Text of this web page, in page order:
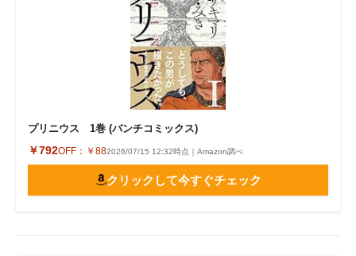
プリニウス 1巻 (バンチコミックス)
￥792OFF： ￥882026/07/15 12:32時点｜Amazon調べ
クリックして今すぐチェック